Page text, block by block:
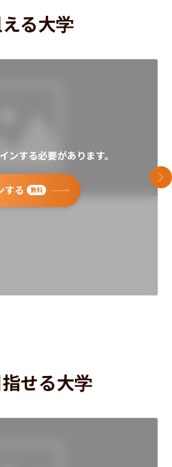
る大学
ンする必要があります。
する 無料
次
せる大学